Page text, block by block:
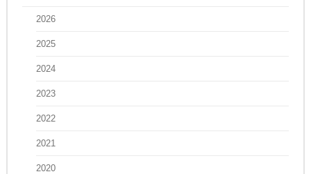
2026
2025
2024
2023
2022
2021
2020